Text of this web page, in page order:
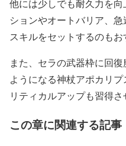
他には少しでも耐久力を
ションやオートバリア、
スキルをセットするのもお
また、セラの武器枠に回
ようになる神杖アポカリ
リティカルアップも習得さ
この章に関連する記事